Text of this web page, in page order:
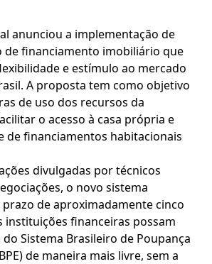
anunciou a implementação de
de financiamento imobiliário que
e estímulo ao mercado
A proposta tem como objetivo
de uso dos recursos da
o acesso à casa própria e
de financiamentos habitacionais
divulgadas por técnicos
o novo sistema
de aproximadamente cinco
instituições financeiras possam
Sistema Brasileiro de Poupança
de maneira mais livre, sem a